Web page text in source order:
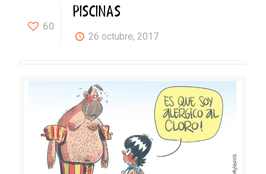
60
PISCINAS
26 octubre, 2017